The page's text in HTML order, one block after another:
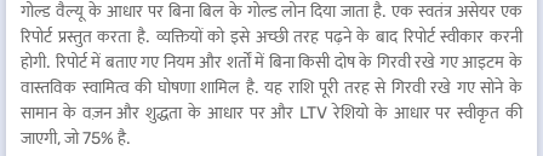
गोल्ड वैल्यू के आधार पर बिना बिल के गोल्ड लोन दिया जाता है. एक स्वतंत्र असेयर एक
रिपोर्ट प्रस्तुत करता है. व्यक्तियों को इसे अच्छी तरह पढ़ने के बाद रिपोर्ट स्वीकार करनी
होगी. रिपोर्ट में बताए गए नियम और शर्तों में बिना किसी दोष के गिरवी रखे गए आइटम के
वास्तविक स्वामित्व की घोषणा शामिल है. यह राशि पूरी तरह से गिरवी रखे गए सोने के
सामान के वज़न और शुद्धता के आधार पर और LTV रेशियो के आधार पर स्वीकृत की
जाएगी, जो 75% है.